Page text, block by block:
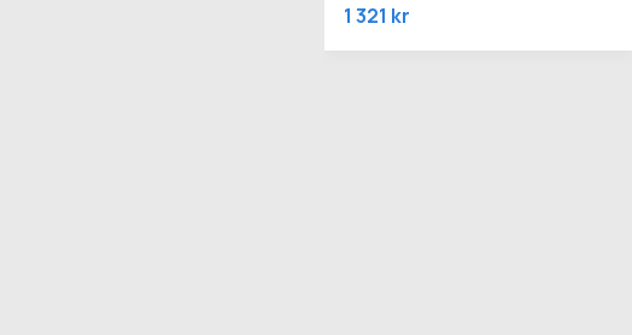
1 321 kr